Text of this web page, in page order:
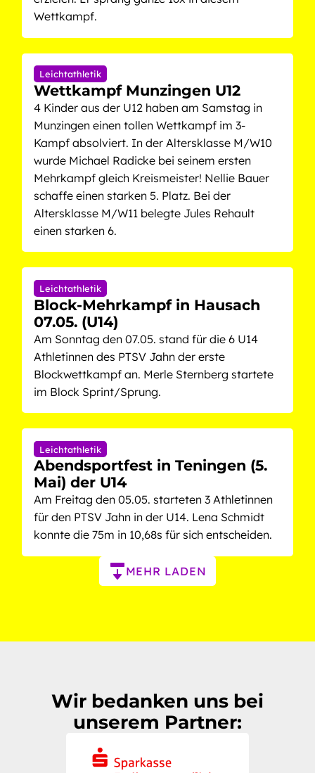
Wettkampf.
Leichtathletik
Wettkampf Munzingen U12
4 Kinder aus der U12 haben am Samstag in
Munzingen einen tollen Wettkampf im 3-
Kampf absolviert. In der Altersklasse M/W10
wurde Michael Radicke bei seinem ersten
Mehrkampf gleich Kreismeister! Nellie Bauer
schaffe einen starken 5. Platz. Bei der
Altersklasse M/W11 belegte Jules Rehault
einen starken 6.
Leichtathletik
Block-Mehrkampf in Hausach
07.05. (U14)
Am Sonntag den 07.05. stand für die 6 U14
Athletinnen des PTSV Jahn der erste
Blockwettkampf an. Merle Sternberg startete
im Block Sprint/Sprung.
Leichtathletik
Abendsportfest in Teningen (5.
Mai) der U14
Am Freitag den 05.05. starteten 3 Athletinnen
für den PTSV Jahn in der U14. Lena Schmidt
konnte die 75m in 10,68s für sich entscheiden.
Paginierung
MEHR LADEN
Wir bedanken uns bei
unserem Partner: